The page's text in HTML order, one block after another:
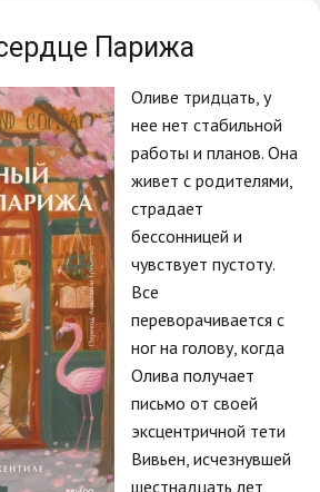
Парижа
Оливе тридцать, у
нее нет стабильной
работы и планов. Она
живет с родителями,
страдает
бессонницей и
чувствует пустоту.
Все
переворачивается с
ног на голову, когда
Олива получает
письмо от своей
эксцентричной тети
Вивьен, исчезнувшей
шестнадцать лет